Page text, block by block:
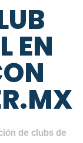
EN
de clubs de